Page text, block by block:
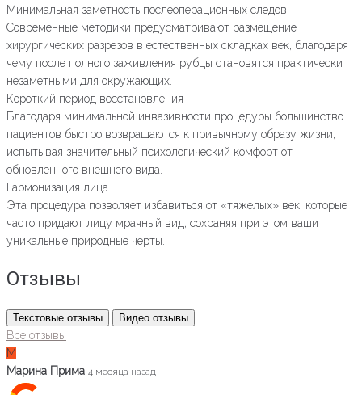
Минимальная заметность послеоперационных следов
Современные методики предусматривают размещение
хирургических разрезов в естественных складках век, благодаря
чему после полного заживления рубцы становятся практически
незаметными для окружающих.
Короткий период восстановления
Благодаря минимальной инвазивности процедуры большинство
пациентов быстро возвращаются к привычному образу жизни,
испытывая значительный психологический комфорт от
обновленного внешнего вида.
Гармонизация лица
Эта процедура позволяет избавиться от «тяжелых» век, которые
часто придают лицу мрачный вид, сохраняя при этом ваши
уникальные природные черты.
Отзывы
Текстовые отзывы Видео отзывы
Все отзывы
М
Марина Прима 4 месяца назад